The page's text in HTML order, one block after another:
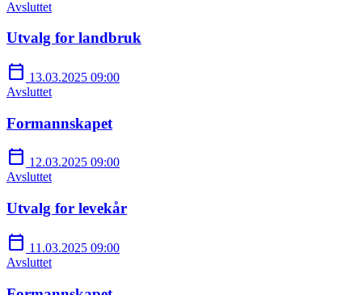
Avsluttet
Utvalg for landbruk
calendar_today 13.03.2025 09:00
Avsluttet
Formannskapet
calendar_today 12.03.2025 09:00
Avsluttet
Utvalg for levekår
calendar_today 11.03.2025 09:00
Avsluttet